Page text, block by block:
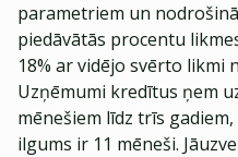
parametriem un
piedāvātās procentu
18% ar vidējo svērto likmi
Uzņēmumi kredītus ņem
mēnešiem līdz trīs
ilgums ir 11 mēneši.